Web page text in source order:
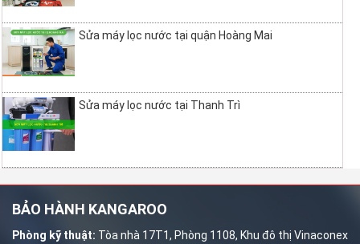
Sửa máy lọc nước tại quận Hoàng Mai
Sửa máy lọc nước tại Thanh Trì
BẢO HÀNH KANGAROO
Phòng kỹ thuật: Tòa nhà 17T1, Phòng 1108, Khu đô thị Vinaconex